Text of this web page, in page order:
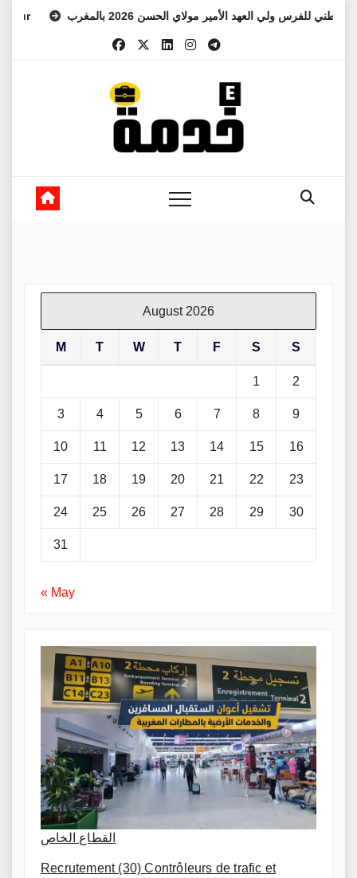
المعهد الوطني للفرس ولي العهد الأمير مولاي الحسن 2026 بالمغرب
August 2026
M T W T F S S
1 2
3 4 5 6 7 8 9
10 11 12 13 14 15 16
17 18 19 20 21 22 23
24 25 26 27 28 29 30
31
« May
القطاع الخاص
Recrutement (30) Contrôleurs de trafic et